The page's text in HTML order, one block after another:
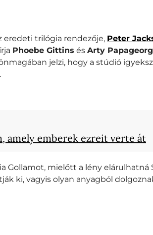
eredeti trilógia rendezője, Peter
Phoebe Gittins és Arty
jelzi, hogy a stúdió
.
amely emberek ezreit verte át
mielőtt a lény elárulhatná
ki, vagyis olyan anyagból